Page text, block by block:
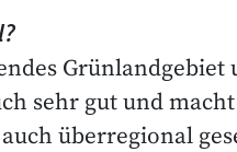
sehr gut und
überregional